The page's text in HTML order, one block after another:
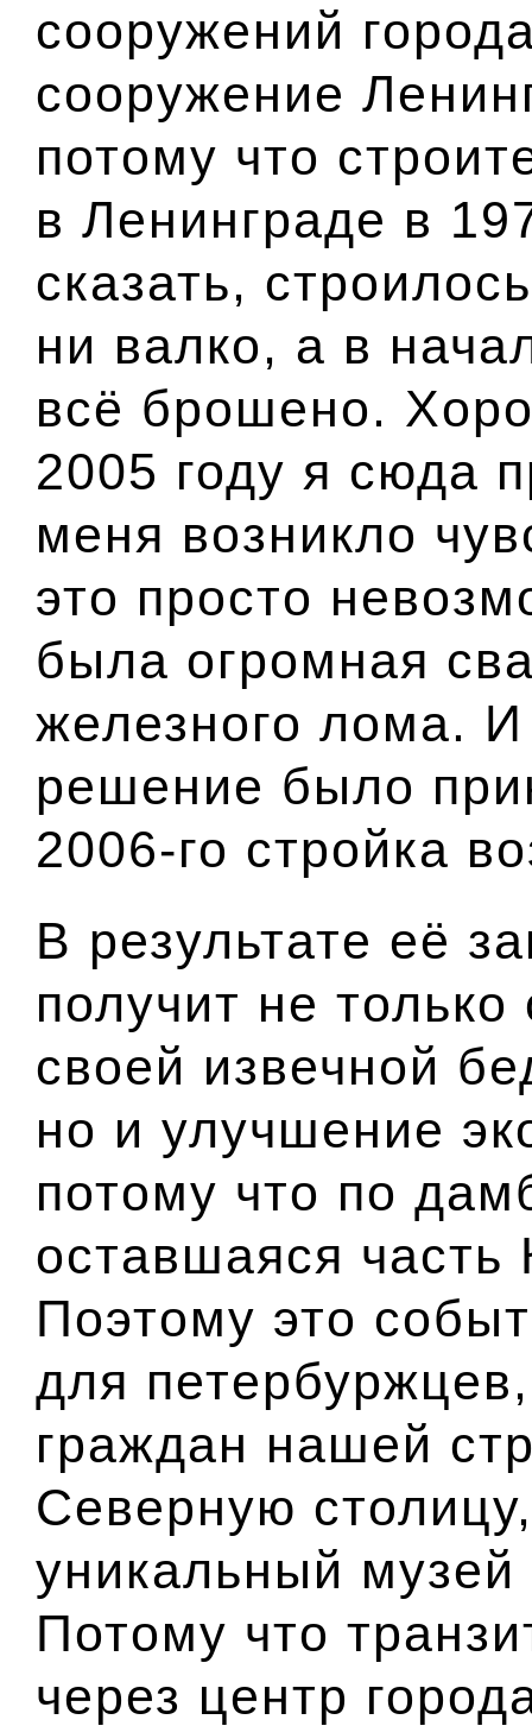
сооружений
сооружение
потому что
в Ленинграде в
сказать,
ни валко, а в
всё брошено.
2005 году я сюда
меня возникло
это просто
была огромная
железного лома. И
решение было
2006-го стройка
В результате её
получит не
своей извечной
но и улучшение
потому что по
оставшаяся часть
Поэтому это
для
граждан нашей
Северную
уникальный
Потому что
через центр